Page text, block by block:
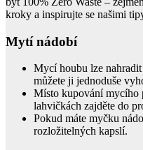
kroky a inspirujte se našimi
Mytí nádobí
Mycí houbu lze nahradit
můžete ji jednoduše
Místo kupování mycího
lahvičkách zajděte do
Pokud máte myčku
rozložitelných kapslí.